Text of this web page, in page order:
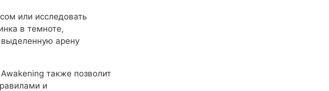
или исследовать
в темноте,
выделенную арену
также позволит
и